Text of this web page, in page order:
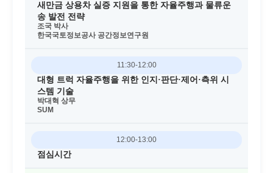
새만금 상용차 실증 지원을 통한 자율주행과 물류운
송 발전 전략
조국 박사
한국국토정보공사 공간정보연구원
11:30-12:00
대형 트럭 자율주행을 위한 인지·판단·제어·측위 시
스템 기술
박대혁 상무
SUM
12:00-13:00
점심시간